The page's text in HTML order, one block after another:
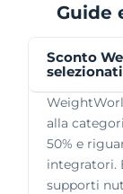
Guide
Sconto
selezionati
alla
50% e
integratori.
supporti nut